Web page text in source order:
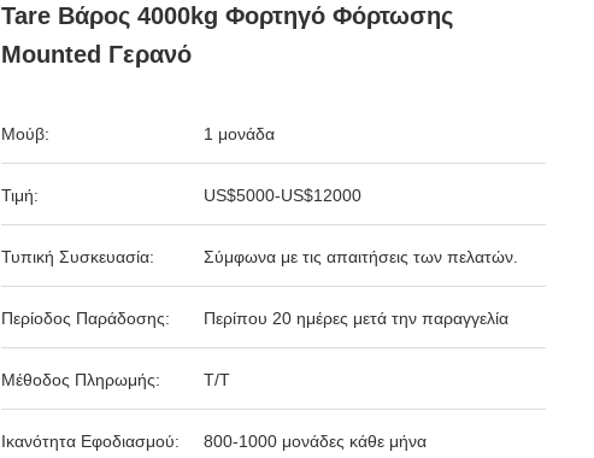
Tare Βάρος 4000kg Φορτηγό Φόρτωσης
Mounted Γερανό
Μούβ: 1 μονάδα
Τιμή: US$5000-US$12000
Τυπική Συσκευασία: Σύμφωνα με τις απαιτήσεις των πελατών.
Περίοδος Παράδοσης: Περίπου 20 ημέρες μετά την παραγγελία
Μέθοδος Πληρωμής: Τ/Τ
Ικανότητα Εφοδιασμού: 800-1000 μονάδες κάθε μήνα